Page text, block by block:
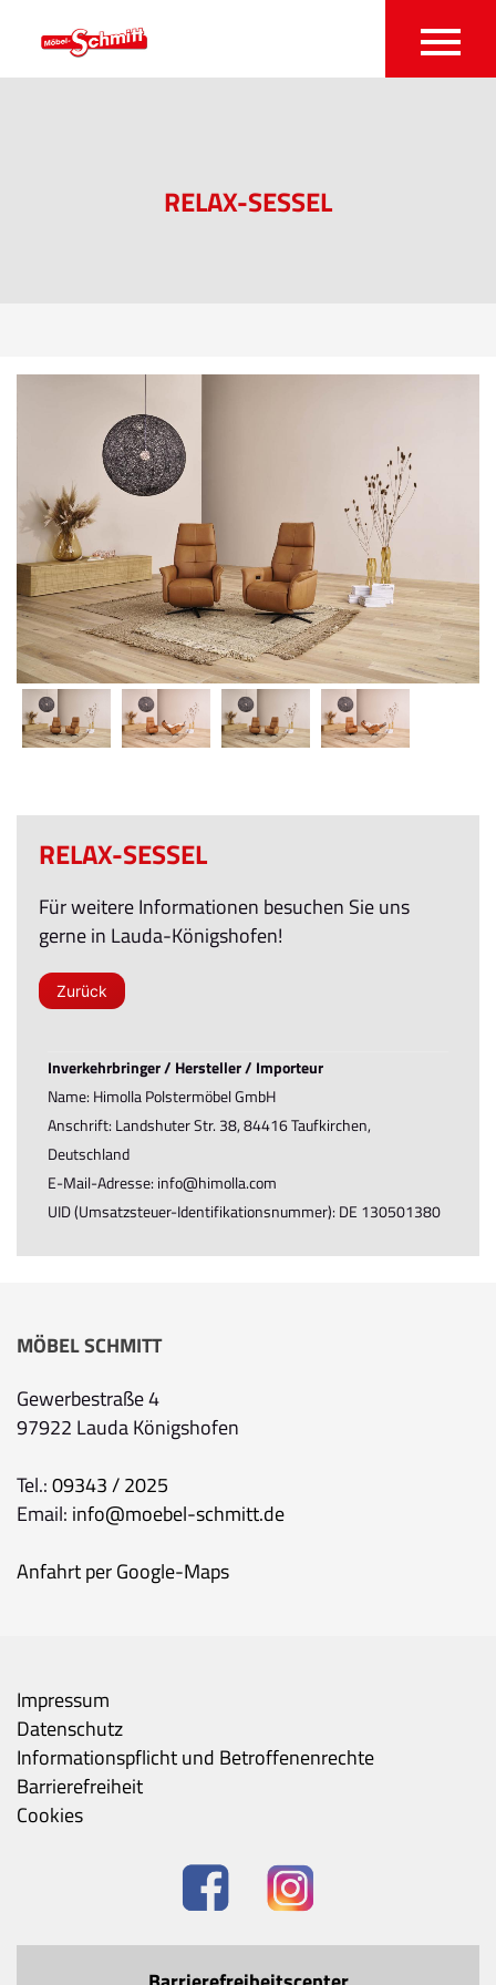
RELAX-SESSEL
RELAX-SESSEL
Für weitere Informationen besuchen Sie uns
gerne in Lauda-Königshofen!
Zurück
Inverkehrbringer / Hersteller / Importeur
Name: Himolla Polstermöbel GmbH
Anschrift: Landshuter Str. 38, 84416 Taufkirchen,
Deutschland
E-Mail-Adresse: info@himolla.com
UID (Umsatzsteuer-Identifikationsnummer): DE 130501380
MÖBEL SCHMITT
Gewerbestraße 4
97922 Lauda Königshofen
Tel.:09343 / 2025
Email: info@moebel-schmitt.de
Anfahrt per Google-Maps
Impressum
Datenschutz
Informationspflicht und Betroffenenrechte
Barrierefreiheit
Cookies